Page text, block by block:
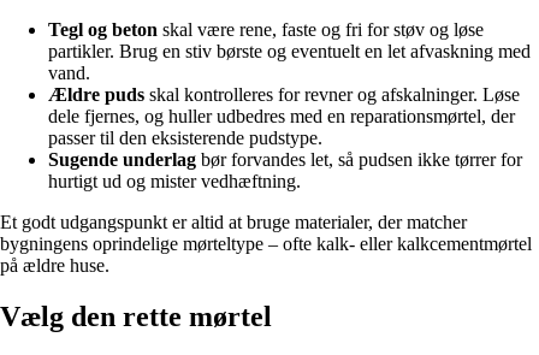
Tegl og beton skal være rene, faste og fri for støv og løse
partikler. Brug en stiv børste og eventuelt en let afvaskning med
vand.
Ældre puds skal kontrolleres for revner og afskalninger. Løse
dele fjernes, og huller udbedres med en reparationsmørtel, der
passer til den eksisterende pudstype.
Sugende underlag bør forvandes let, så pudsen ikke tørrer for
hurtigt ud og mister vedhæftning.
Et godt udgangspunkt er altid at bruge materialer, der matcher
bygningens oprindelige mørteltype – ofte kalk- eller kalkcementmørtel
på ældre huse.
Vælg den rette mørtel